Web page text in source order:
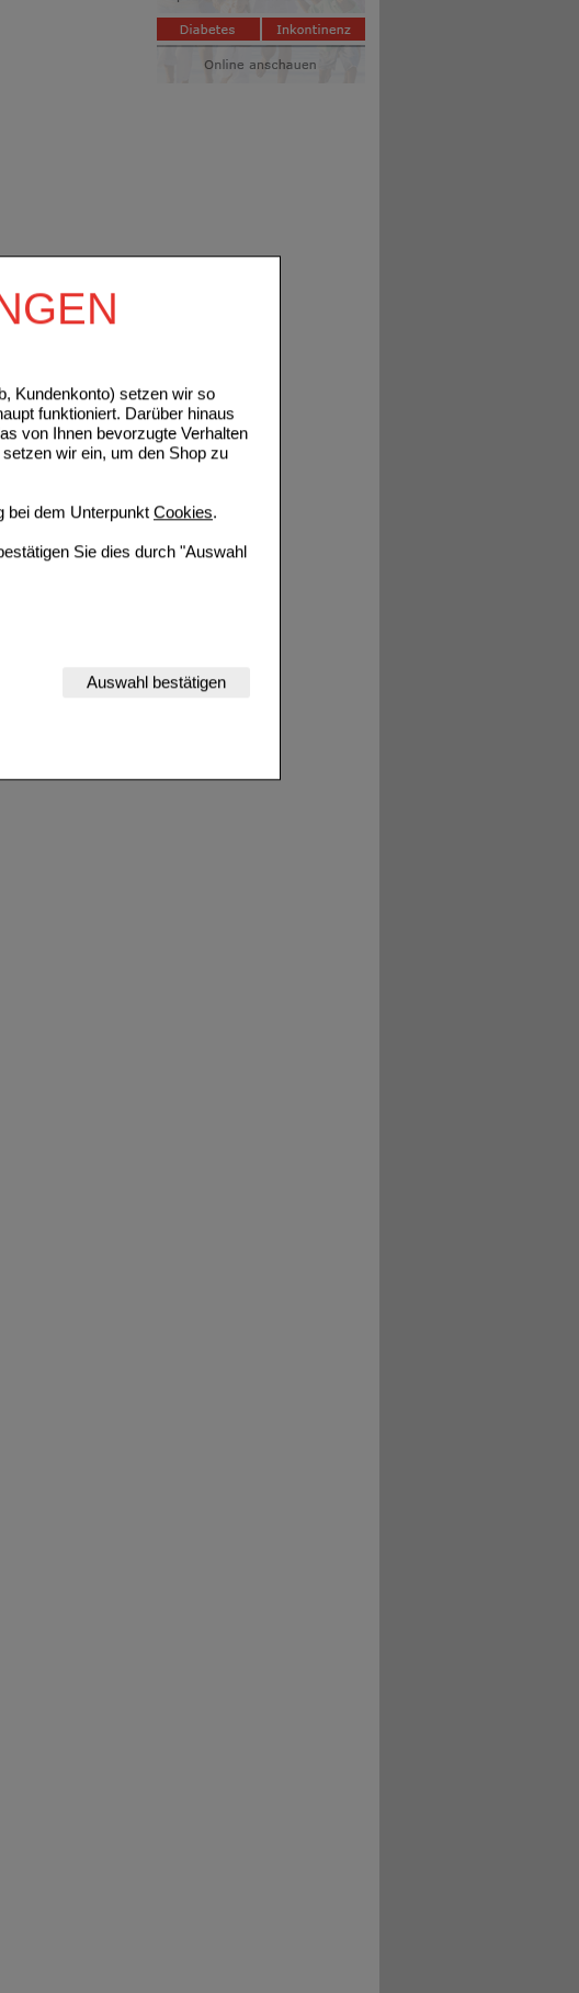
Kundenkonto) setzen wir so
funktioniert. Darüber hinaus
von Ihnen bevorzugte Verhalten
wir ein, um den Shop zu
bei dem Unterpunkt Cookies.
Sie dies durch "Auswahl
unserer Website
verzichtet werden kann.
zu gestalten,
Verhaltensweisen (z.B.
Inhalt auf unserer Website aber
Sie, dass Daten hierfür
Auswahl bestätigen